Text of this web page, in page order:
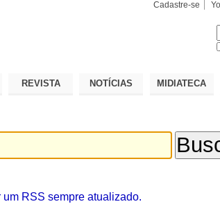
Cadastre-se
REVISTA NOTÍCIAS MIDIATECA
um RSS sempre atualizado.